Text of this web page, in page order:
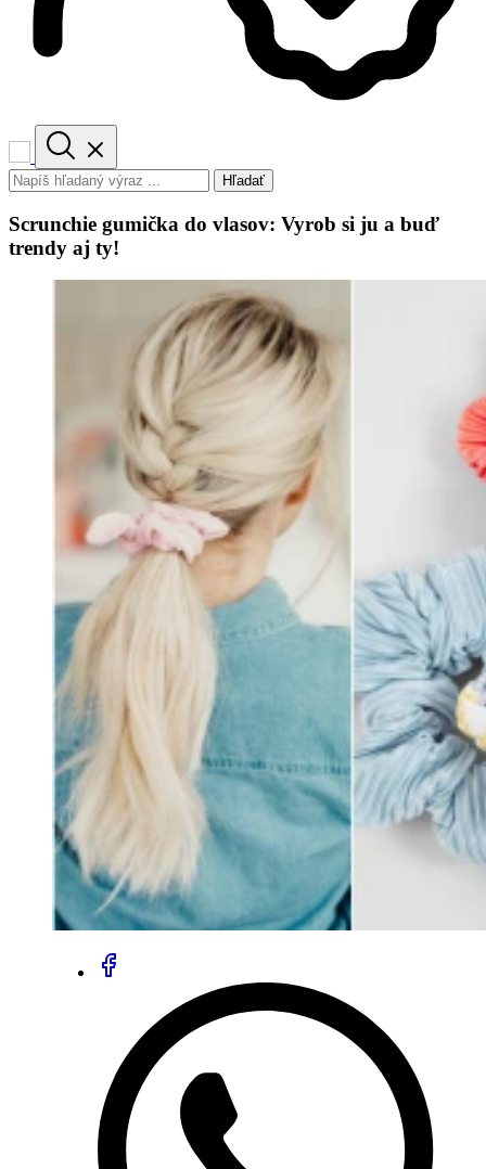
Hľadať
Scrunchie gumička do vlasov: Vyrob si ju a buď
trendy aj ty!